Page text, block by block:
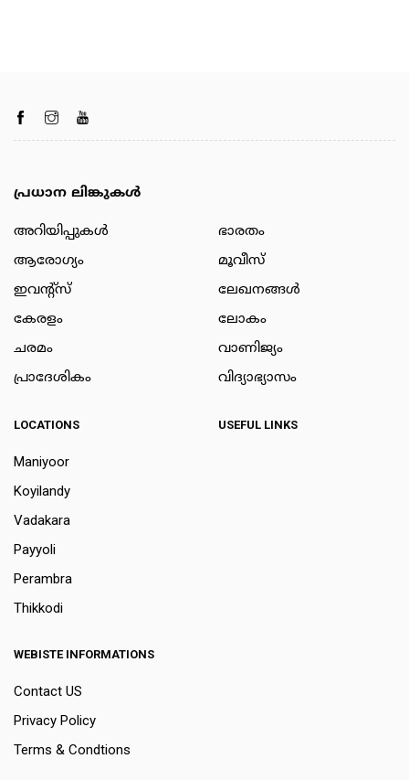
പ്രധാന ലിങ്കുകൾ
അറിയിപ്പുകള്‍
ആരോഗ്യം
ഇവന്റ്സ്
കേരളം
ചരമം
പ്രാദേശികം
ഭാരതം
മൂവീസ്
ലേഖനങ്ങള്‍
ലോകം
വാണിജ്യം
വിദ്യാഭ്യാസം
LOCATIONS
Maniyoor
Koyilandy
Vadakara
Payyoli
Perambra
Thikkodi
USEFUL LINKS
WEBISTE INFORMATIONS
Contact US
Privacy Policy
Terms & Condtions